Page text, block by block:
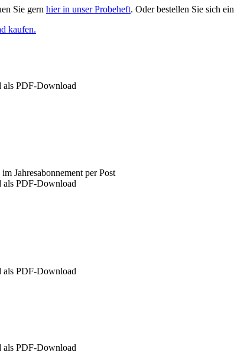
Sie gern hier in unser Probeheft. Oder bestellen Sie sich ein
kaufen.
als PDF-Download
Jahresabonnement per Post
als PDF-Download
als PDF-Download
als PDF-Download